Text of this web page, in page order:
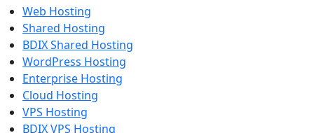
Web Hosting
Shared Hosting
BDIX Shared Hosting
WordPress Hosting
Enterprise Hosting
Cloud Hosting
VPS Hosting
BDIX VPS Hosting